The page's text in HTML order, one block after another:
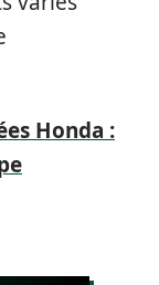
Honda :